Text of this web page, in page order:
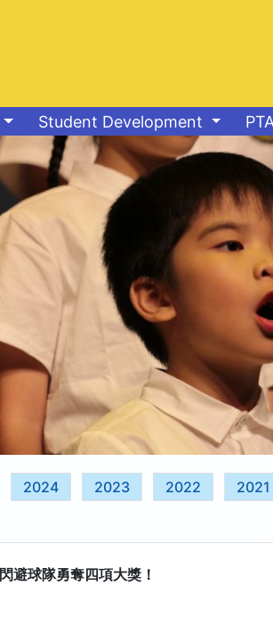
Student Development
2024 2023 2022 2021
閃避球隊勇奪四項大獎！